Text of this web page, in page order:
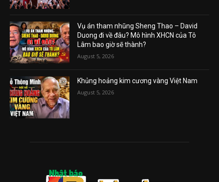
Vụ án tham nhũng Sheng Thao – David
Duong đi về đâu? Mô hình XHCN của Tô
Lâm bao giờ sẽ thành?
August 5, 2026
Khủng hoảng kim cương vàng Việt Nam
August 5, 2026